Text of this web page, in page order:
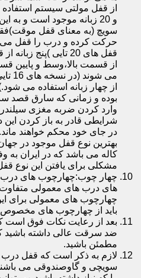
و 20 زبانه موجود است و
سویچ (به معنای قفل
حرکت کرده و درب را قفل می
قفل های 20 تایی )پنج
از قسمت بالا،وسط و پایین
می
از چهار زبانه استفاده می
بوده و زمانی که سارق قصد
وارد کردن ضربه مغزی
شرایطی قادر به باز کردن این
در جای خود محکم خواهند
بهترین نوع قفل موجود در
کاله می باشد که در ایران به
مشکلی برای یافتن این نوع
چهار چوب:چهارچوب های
های درب های معمولی متفاوت
چهارچوب های معمولی برای
باید از چهارچوب های
بعد از رعایت نکات فوق است
ضد سرقت عالی داشته باشید
مطمئن باشید.
لازم به ذکر است که قفل
سویچی و گاوصندوقی می